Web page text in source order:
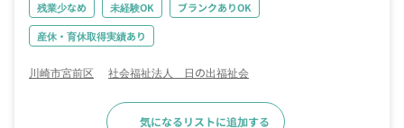
残業少なめ 未経験OK
ブランクありOK
産休・育休取得実績あり
川崎市宮前区 社会福祉法人 日の出福祉会
気になるリストに追加する